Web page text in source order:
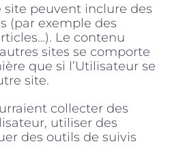
site peuvent inclure des
(par exemple des
Le contenu
sites se comporte
que si l’Utilisateur se
site.
collecter des
utiliser des
des outils de suivis